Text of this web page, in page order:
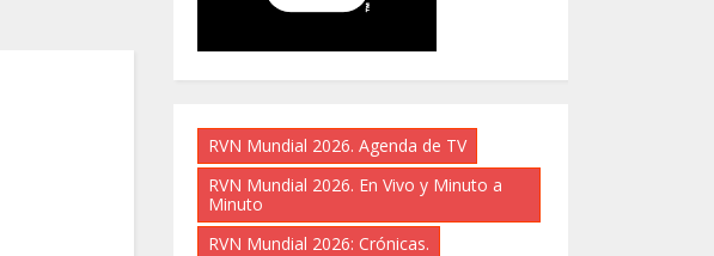
RVN Mundial 2026. Agenda de TV
RVN Mundial 2026. En Vivo y Minuto a
Minuto
RVN Mundial 2026: Crónicas.